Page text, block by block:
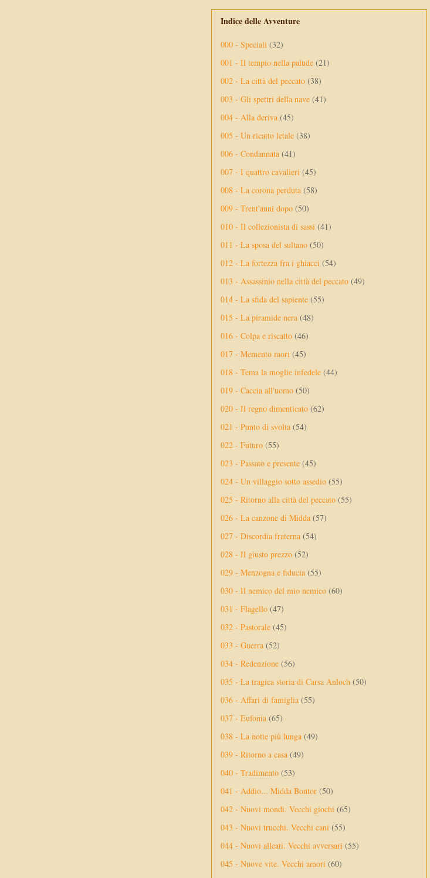
Indice delle Avventure
000 - Speciali (32)
001 - Il tempio nella palude (21)
002 - La città del peccato (38)
003 - Gli spettri della nave (41)
004 - Alla deriva (45)
005 - Un ricatto letale (38)
006 - Condannata (41)
007 - I quattro cavalieri (45)
008 - La corona perduta (58)
009 - Trent'anni dopo (50)
010 - Il collezionista di sassi (41)
011 - La sposa del sultano (50)
012 - La fortezza fra i ghiacci (54)
013 - Assassinio nella città del peccato (49)
014 - La sfida del sapiente (55)
015 - La piramide nera (48)
016 - Colpa e riscatto (46)
017 - Memento mori (45)
018 - Tema la moglie infedele (44)
019 - Caccia all'uomo (50)
020 - Il regno dimenticato (62)
021 - Punto di svolta (54)
022 - Futuro (55)
023 - Passato e presente (45)
024 - Un villaggio sotto assedio (55)
025 - Ritorno alla città del peccato (55)
026 - La canzone di Midda (57)
027 - Discordia fraterna (54)
028 - Il giusto prezzo (52)
029 - Menzogna e fiducia (55)
030 - Il nemico del mio nemico (60)
031 - Flagello (47)
032 - Pastorale (45)
033 - Guerra (52)
034 - Redenzione (56)
035 - La tragica storia di Carsa Anloch (50)
036 - Affari di famiglia (55)
037 - Eufonia (65)
038 - La notte più lunga (49)
039 - Ritorno a casa (49)
040 - Tradimento (53)
041 - Addio... Midda Bontor (50)
042 - Nuovi mondi. Vecchi giochi (65)
043 - Nuovi trucchi. Vecchi cani (55)
044 - Nuovi alleati. Vecchi avversari (55)
045 - Nuove vite. Vecchi amori (60)